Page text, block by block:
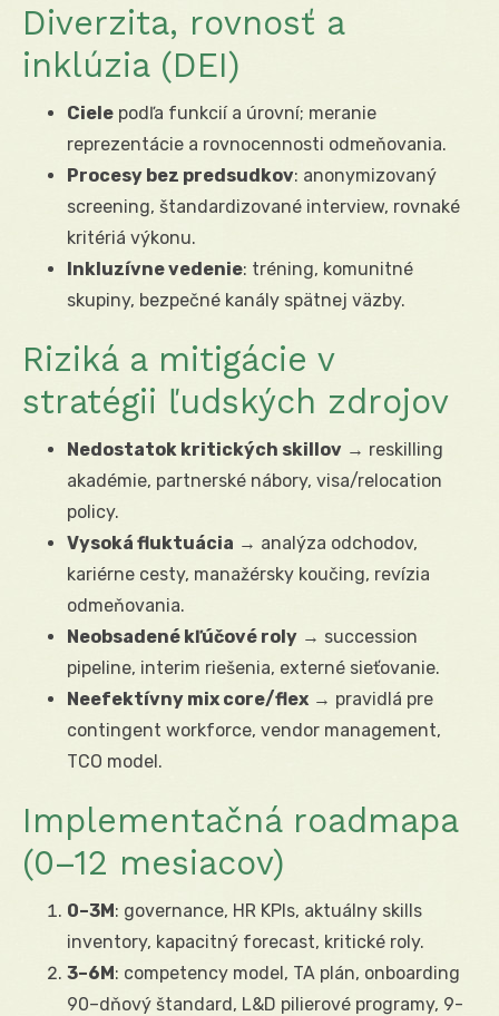
Diverzita, rovnosť a
inklúzia (DEI)
Ciele podľa funkcií a úrovní; meranie
reprezentácie a rovnocennosti odmeňovania.
Procesy bez predsudkov: anonymizovaný
screening, štandardizované interview, rovnaké
kritériá výkonu.
Inkluzívne vedenie: tréning, komunitné
skupiny, bezpečné kanály spätnej väzby.
Riziká a mitigácie v
stratégii ľudských zdrojov
Nedostatok kritických skillov → reskilling
akadémie, partnerské nábory, visa/relocation
policy.
Vysoká fluktuácia → analýza odchodov,
kariérne cesty, manažérsky koučing, revízia
odmeňovania.
Neobsadené kľúčové roly → succession
pipeline, interim riešenia, externé sieťovanie.
Neefektívny mix core/flex → pravidlá pre
contingent workforce, vendor management,
TCO model.
Implementačná roadmapa
(0–12 mesiacov)
0–3M: governance, HR KPIs, aktuálny skills
inventory, kapacitný forecast, kritické roly.
3–6M: competency model, TA plán, onboarding
90–dňový štandard, L&D pilierové programy, 9-